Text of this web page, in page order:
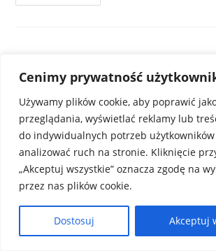
Cenimy prywatność
Używamy plików cookie, aby poprawić
przeglądania, wyświetlać reklamy lub
do indywidualnych potrzeb użytkowników
analizować ruch na stronie. Kliknięcie
„Akceptuj wszystkie” oznacza zgodę na
przez nas plików cookie.
Dostosuj Akceptuj
Copyright - Ty też możesz zostać Świętym